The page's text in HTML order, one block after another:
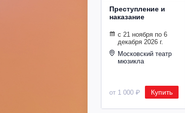
Преступление и
наказание
с 21 ноября по 6
декабря 2026 г.
Московский театр
мюзикла
от 1 000 ₽ Купить